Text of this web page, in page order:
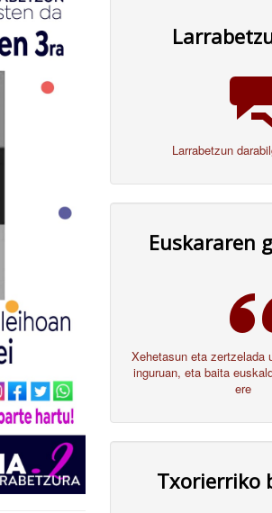
Larrabetzun
Euskararen
Xehetasun eta zertzelada
inguruan, eta baita
ere
Txorierriko